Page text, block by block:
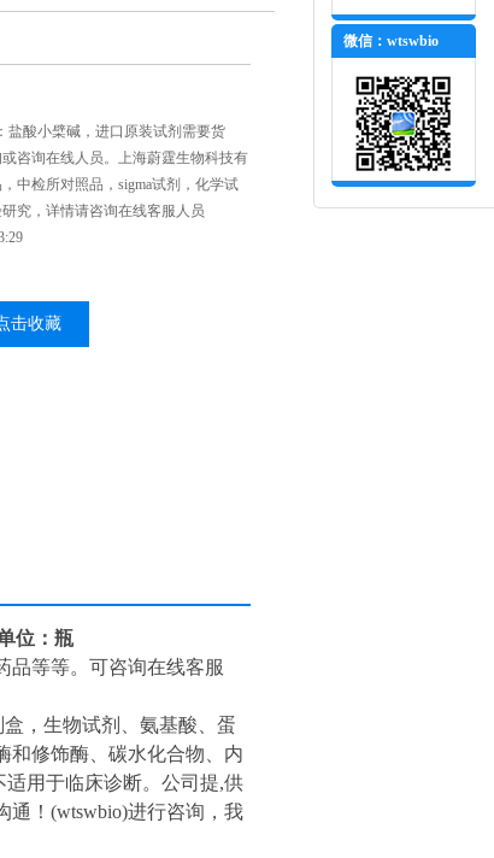
盐酸小檗碱，进口原装试剂需要货
咨询在线人员。上海蔚霆生物科技有
中检所对照品，sigma试剂，化学试
究，详情请咨询在线客服人员
击收藏
位：瓶
品等等。可咨询在线客服
，生物试剂、氨基酸、蛋
和修饰酶、碳水化合物、内
用于临床诊断。公司提,供
通！(wtswbio)进行咨询，我
微信：wtswbio